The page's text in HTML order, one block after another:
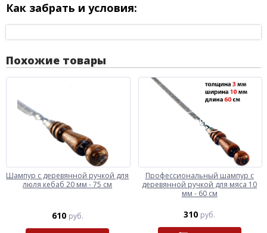
Как забрать и условия:
Похожие товары
Шампур с деревянной ручкой для
люля кебаб 20 мм - 75 см
610 руб.
Профессиональный шампур с
деревянной ручкой для мяса 10
мм - 60 см
310 руб.